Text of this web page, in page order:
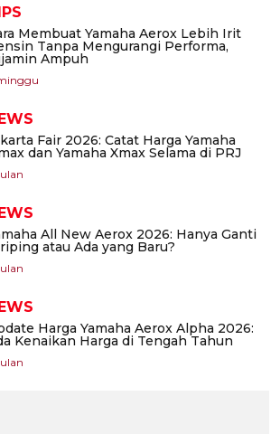
Membuat Yamaha Aerox Lebih Irit
Tanpa Mengurangi Performa,
Ampuh
Fair 2026: Catat Harga Yamaha
dan Yamaha Xmax Selama di PRJ
All New Aerox 2026: Hanya Ganti
atau Ada yang Baru?
Harga Yamaha Aerox Alpha 2026:
Kenaikan Harga di Tengah Tahun